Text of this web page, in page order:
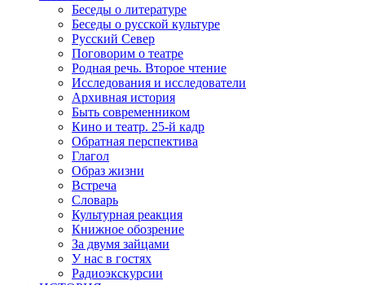
Беседы о литературе
Беседы о русской культуре
Русский Север
Поговорим о театре
Родная речь. Второе чтение
Исследования и исследователи
Архивная история
Быть современником
Кино и театр. 25-й кадр
Обратная перспектива
Глагол
Образ жизни
Встреча
Словарь
Культурная реакция
Книжное обозрение
За двумя зайцами
У нас в гостях
Радиоэкскурсии